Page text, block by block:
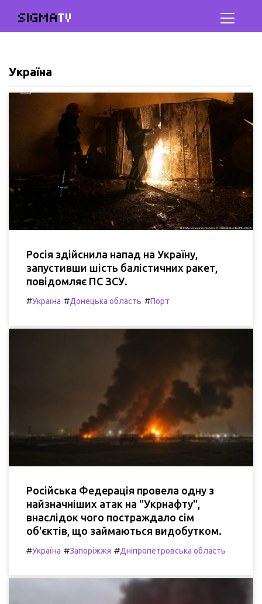
SIGMATV
Україна
Росія здійснила напад на Україну,
запустивши шість балістичних ракет,
повідомляє ПС ЗСУ.
#Україна #Донецька область #Порт
Російська Федерація провела одну з
найзначніших атак на "Укрнафту",
внаслідок чого постраждало сім
об'єктів, що займаються видобутком.
#Україна #Запоріжжя #Дніпропетровська область